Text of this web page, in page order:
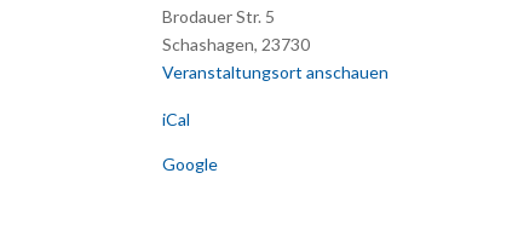
Brodauer Str. 5
Schashagen, 23730
Veranstaltungsort anschauen
iCal
Google